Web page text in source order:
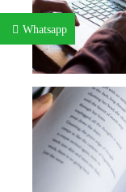
Whatsapp